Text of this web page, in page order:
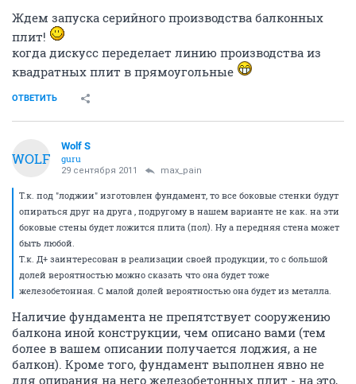
Ждем запуска серийного производства балконных
плит!
когда дискусс переделает линию производства из
квадратных плит в прямоугольные
ОТВЕТИТЬ
WOLF
Wolf S
guru
29 сентября 2011 max_pain
Т.к. под "лоджии" изготовлен фундамент, то все боковые стенки будут
опираться друг на друга , подругому в нашем варианте не как. на эти
боковые стены будет ложится плита (пол). Ну а передняя стена может
быть любой.
Т.к. Д+ заинтересован в реализации своей продукции, то с большой
долей вероятностью можно сказать что она будет тоже
железобетонная. С малой долей вероятностью она будет из металла.
Наличие фундамента не препятствует сооружению
балкона иной конструкции, чем описано вами (тем
более в вашем описании получается лоджия, а не
балкон). Кроме того, фундамент выполнен явно не
для опирания на него железобетонных плит - на это,